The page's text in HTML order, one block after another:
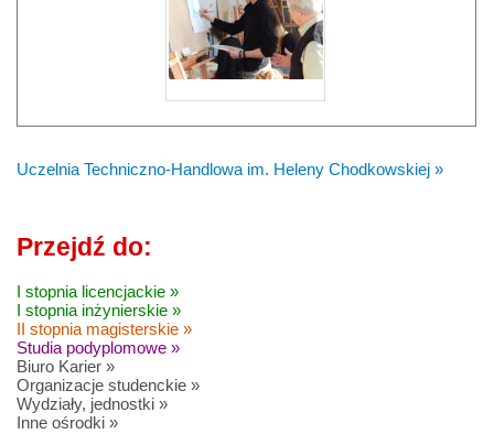
Uczelnia Techniczno-Handlowa im. Heleny Chodkowskiej »
Przejdź do:
I stopnia licencjackie »
I stopnia inżynierskie »
II stopnia magisterskie »
Studia podyplomowe »
Biuro Karier »
Organizacje studenckie »
Wydziały, jednostki »
Inne ośrodki »